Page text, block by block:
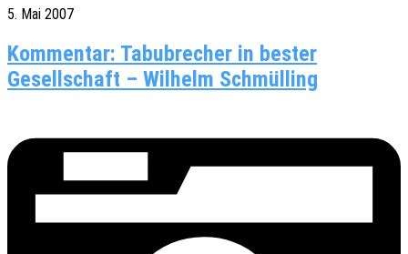
5. Mai 2007
Kommentar: Tabubrecher in bester
Gesellschaft – Wilhelm Schmülling